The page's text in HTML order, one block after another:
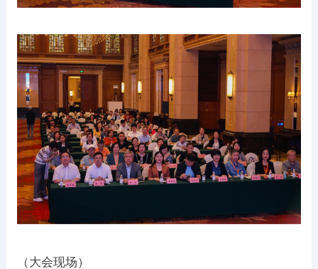
（大会现场）